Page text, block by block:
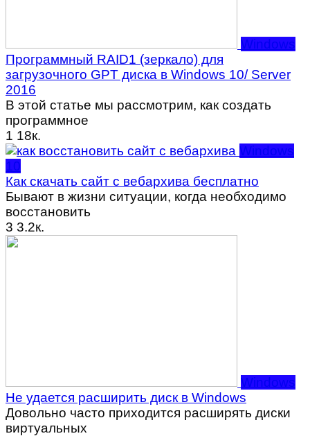
Windows
Программный RAID1 (зеркало) для
загрузочного GPT диска в Windows 10/ Server
2016
В этой статье мы рассмотрим, как создать
программное
1 18к.
Windows
10
Как скачать сайт с вебархива бесплатно
Бывают в жизни ситуации, когда необходимо
восстановить
3 3.2к.
Windows
Не удается расширить диск в Windows
Довольно часто приходится расширять диски
виртуальных